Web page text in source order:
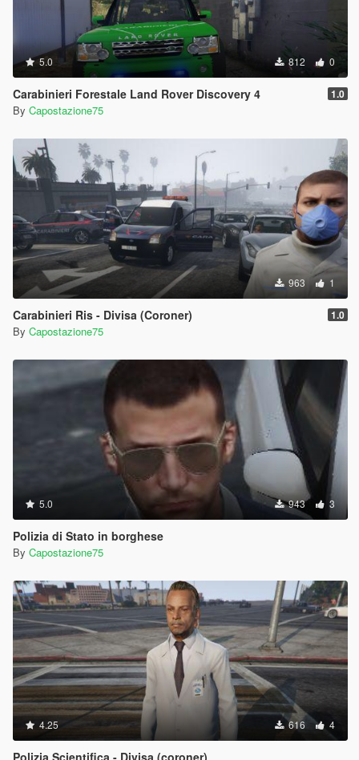
5.0 812 0
Carabinieri Forestale Land Rover Discovery 4 1.0
By Capostazione75
963 1
Carabinieri Ris - Divisa (Coroner) 1.0
By Capostazione75
5.0 943 3
Polizia di Stato in borghese
By Capostazione75
4.25 616 4
Polizia Scientifica - Divisa (coroner)